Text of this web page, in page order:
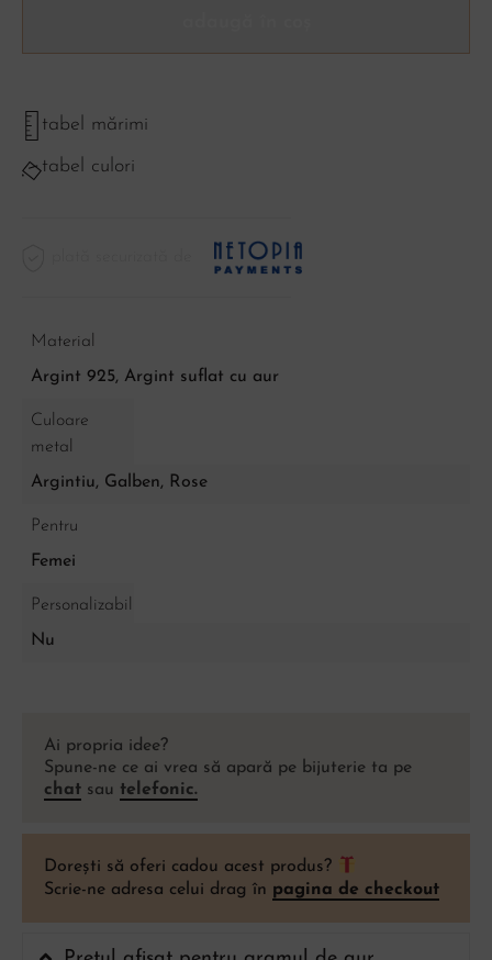
tabel mărimi
tabel culori
Material
Argint 925, Argint suflat cu aur
Culoare
metal
Argintiu, Galben, Rose
Pentru
Femei
Personalizabil
Nu
Ai propria idee?
Spune-ne ce ai vrea să apară pe bijuterie ta pe
chat sau telefonic.
Dorești să oferi cadou acest produs?
Scrie-ne adresa celui drag în pagina de checkout